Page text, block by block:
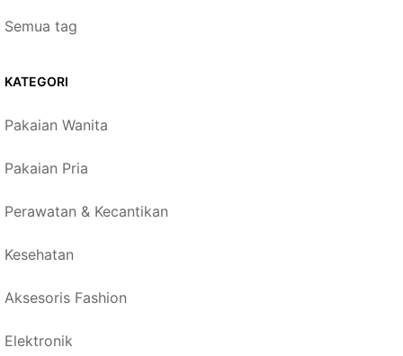
Semua tag
KATEGORI
Pakaian Wanita
Pakaian Pria
Perawatan & Kecantikan
Kesehatan
Aksesoris Fashion
Elektronik